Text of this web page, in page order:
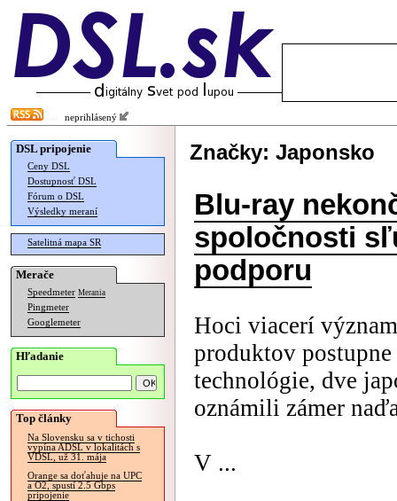
neprihlásený
DSL pripojenie
Ceny DSL
Dostupnosť DSL
Fórum o DSL
Výsledky meraní
Satelitná mapa SR
Merače
Speedmeter Merania
Pingmeter
Googlemeter
Hľadanie
Top články
Na Slovensku sa v tichosti
vypína ADSL v lokalitách s
VDSL, už 31. mája
Orange sa doťahuje na UPC
a O2, spustí 2.5 Gbps
pripojenie
Značky: Japonsko
Blu-ray
spoločnosti
podporu
Hoci viacerí
produktov
technológie, dve
oznámili zámer
V ...